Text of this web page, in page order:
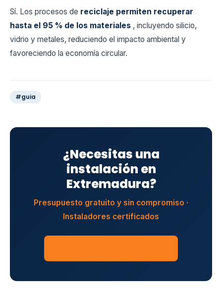
Sí. Los procesos de reciclaje permiten recuperar
hasta el 95 % de los materiales , incluyendo silicio,
vidrio y metales, reduciendo el impacto ambiental y
favoreciendo la economía circular.
#guia
¿Necesitas una
instalación en
Extremadura?
Presupuesto gratuito y sin compromiso ·
Instaladores certificados